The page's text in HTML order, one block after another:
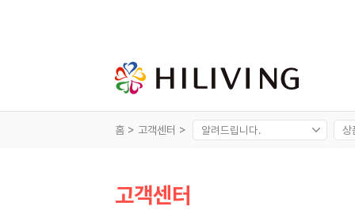
홈 > 고객센터 >
고객센터